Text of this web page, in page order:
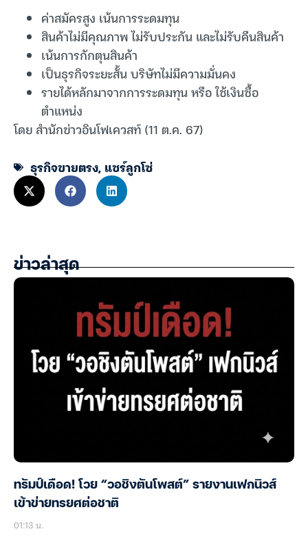
ค่าสมัครสูง เน้นการระดมทุน
สินค้าไม่มีคุณภาพ ไม่รับประกัน และไม่รับคืนสินค้า
เน้นการกักตุนสินค้า
เป็นธุรกิจระยะสั้น บริษัทไม่มีความมั่นคง
รายได้หลักมาจากการระดมทุน หรือ ใช้เงินซื้อ
ตำแหน่ง
โดย สำนักข่าวอินโฟเควสท์ (11 ต.ค. 67)
ธุรกิจขายตรง, แชร์ลูกโซ่
ข่าวล่าสุด
ทรัมป์เดือด! โวย “วอชิงตันโพสต์” รายงานเฟกนิวส์
เข้าข่ายทรยศต่อชาติ
01:13 น.